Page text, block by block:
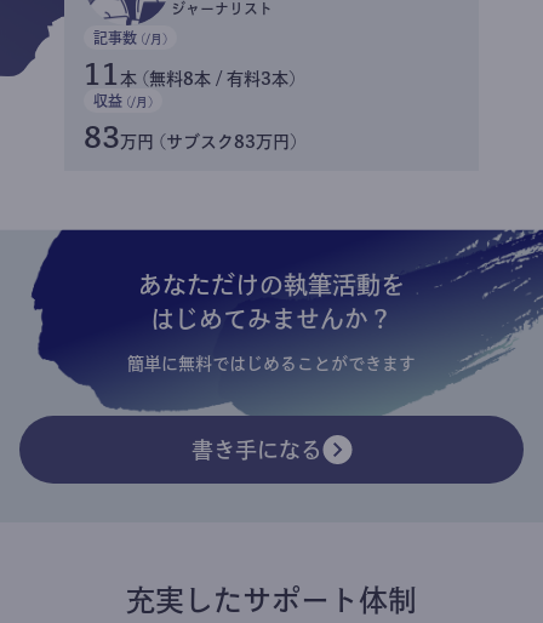
ジャーナリスト
記事数 (/月)
11 本 (無料8本 / 有料3本)
収益 (/月)
83万円 (サブスク83万円)
あなただけの執筆活動を
はじめてみませんか？
簡単に無料ではじめることができます
書き手になる
充実したサポート体制